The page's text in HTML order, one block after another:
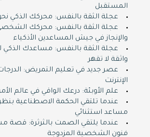
المستقبل
عجلة الثقة بالنفس: محركك الذكي
عجلة الثقة بالنفس: محركك الشخصي
والإنجاز في جيش المساعدين الأذكياء
عجلة الثقة بالنفس: مساعدك
واثقة لا تقهر
عصر جديد في تعليم التمريض:
الإنترنت
علم الأوبئة: درعك الواقي في عالم
عندما تلتقي الحكمة الاصطناعية
مساعد استثنائي
عندما يلتقي الصمت بالثرثرة: قصة
فنون الشخصية المزدوجة